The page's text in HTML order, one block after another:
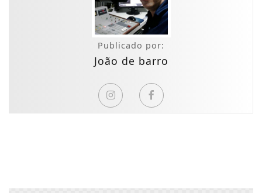
Publicado por:
João de barro